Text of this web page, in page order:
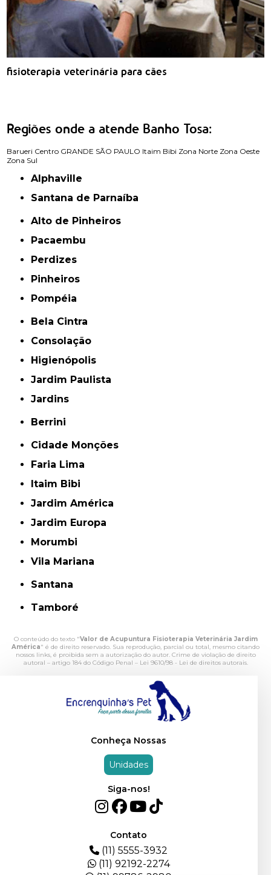
fisioterapia veterinária para cães
Regiões onde a atende Banho Tosa:
Barueri Centro GRANDE SÃO PAULO Itaim Bibi Zona Norte Zona Oeste
Zona Sul
Alphaville
Santana de Parnaíba
Alto de Pinheiros
Pacaembu
Perdizes
Pinheiros
Pompéia
Bela Cintra
Consolação
Higienópolis
Jardim Paulista
Jardins
Berrini
Cidade Monções
Faria Lima
Itaim Bibi
Jardim América
Jardim Europa
Morumbi
Vila Mariana
Santana
Tamboré
O conteúdo do texto "Valor de Acupuntura Fisioterapia Veterinária Jardim
América" é de direito reservado. Sua reprodução, parcial ou total, mesmo citando
nossos links, é proibida sem a autorização do autor. Crime de violação de direito
autoral – artigo 184 do Código Penal – Lei 9610/98 - Lei de direitos autorais.
Conheça Nossas
Unidades
Siga-nos!
Contato
(11) 5555-3932
(11) 92192-2274